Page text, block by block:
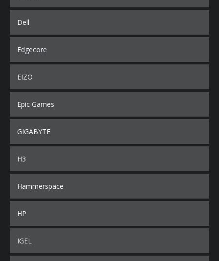
Dell
Edgecore
EIZO
Epic Games
GIGABYTE
H3
Hammerspace
HP
IGEL